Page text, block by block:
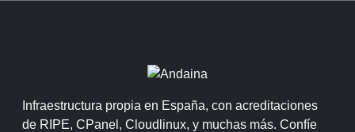
Infraestructura propia en España, con acreditaciones
de RIPE, CPanel, Cloudlinux, y muchas más. Confíe